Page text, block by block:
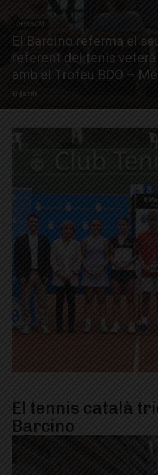
DESTACAT
El Barcino referma el
referent del tenis
amb el Trofeu BDO –
El Jardí
El tennis català
Barcino